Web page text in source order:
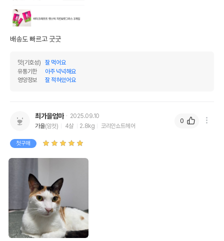
배송도 빠르고 굿굿
맛(기호성)
잘 먹어요
유통기한
아주 넉넉해요
영양정보
잘 적혀있어요
최가을엄마
2025.09.10
가을(암컷) 4살 2.8kg 코리안쇼트헤어
첫구매
0